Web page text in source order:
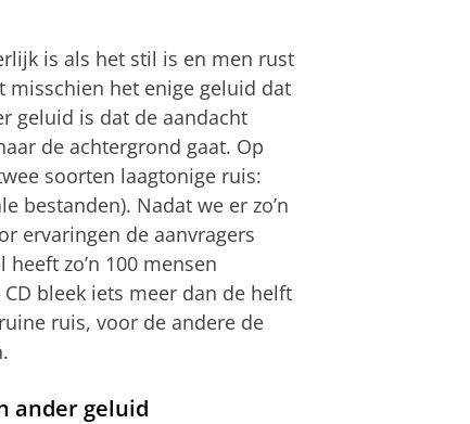
is als het stil is en men rust
misschien het enige geluid dat
geluid is dat de aandacht
de achtergrond gaat. Op
soorten laagtonige ruis:
bestanden). Nadat we er zo’n
ervaringen de aanvragers
zo’n 100 mensen
bleek iets meer dan de helft
ruis, voor de andere de
ander geluid